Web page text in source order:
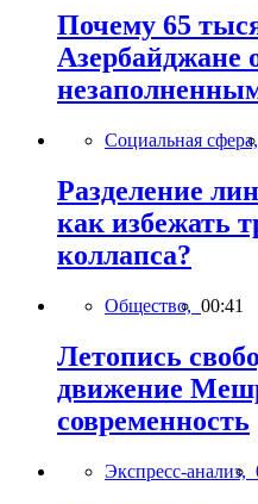
Почему 65
Азербайджане
Социальная сфера,
Разделение
как избежать
коллапса?
Общество, 00:41
Летопись
движение
современность
Экспресс-анализ,